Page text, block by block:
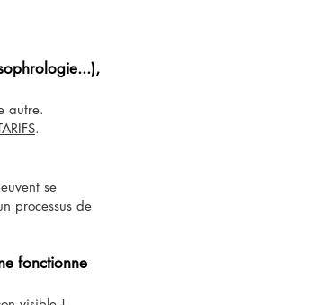
autre.
.
se
processus de
fonctionne